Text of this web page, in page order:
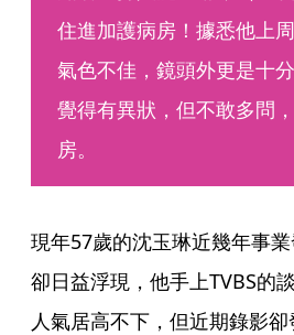
住進加護病房！據悉他上
氣色不佳，鏡頭外更是十
覺得有異狀，但不敢多問
房。
現年57歲的沈玉琳近幾年事
卻日益浮現，他手上TVBS的
人氣居高不下，但近期錄影